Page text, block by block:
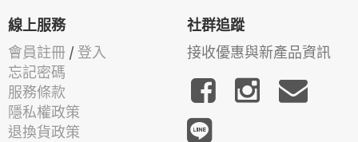
線上服務
會員註冊 / 登入
忘記密碼
服務條款
隱私權政策
退換貨政策
社群追蹤
接收優惠與新產品資訊